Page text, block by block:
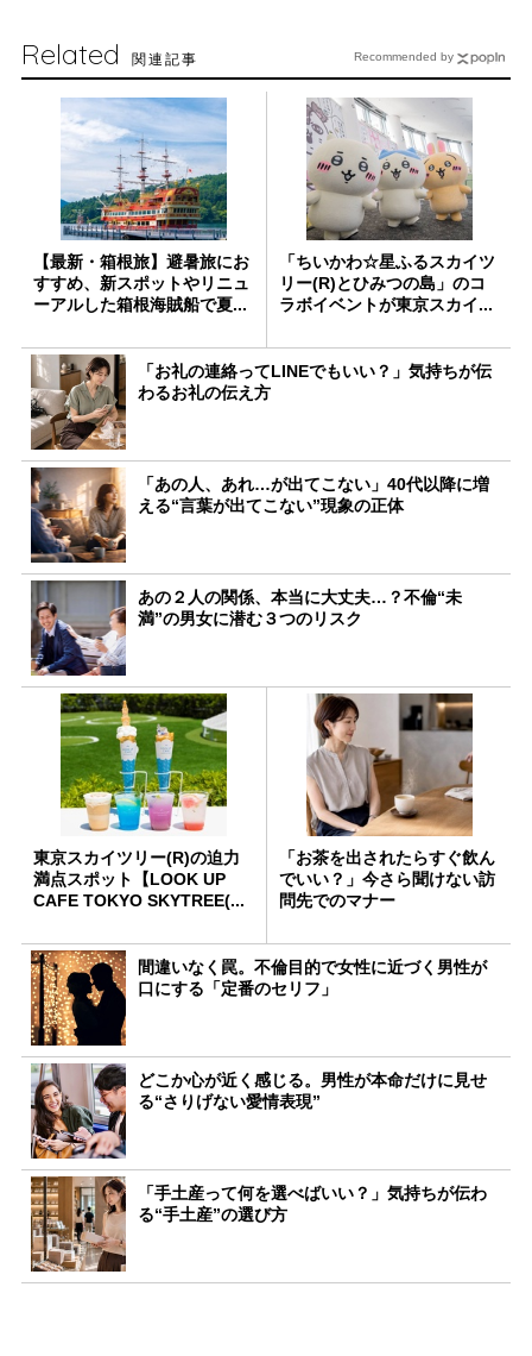
Related 関連記事
【最新・箱根旅】避暑旅にお
すすめ、新スポットやリニュ
ーアルした箱根海賊船で夏...
「ちいかわ☆星ふるスカイツ
リー(R)とひみつの島」のコ
ラボイベントが東京スカイ...
「お礼の連絡ってLINEでもいい？」気持ちが伝
わるお礼の伝え方
「あの人、あれ…が出てこない」40代以降に増
える“言葉が出てこない”現象の正体
あの２人の関係、本当に大丈夫…？不倫“未
満”の男女に潜む３つのリスク
東京スカイツリー(R)の迫力
満点スポット【LOOK UP
CAFE TOKYO SKYTREE(...
「お茶を出されたらすぐ飲ん
でいい？」今さら聞けない訪
問先でのマナー
間違いなく罠。不倫目的で女性に近づく男性が
口にする「定番のセリフ」
どこか心が近く感じる。男性が本命だけに見せ
る“さりげない愛情表現”
「手土産って何を選べばいい？」気持ちが伝わ
る“手土産”の選び方
Recommended by